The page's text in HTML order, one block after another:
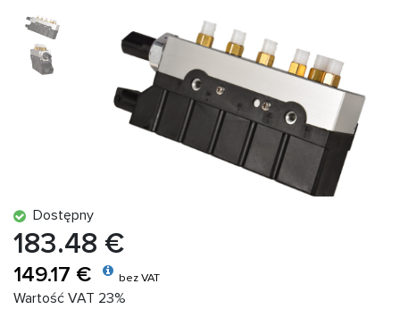
Dostępny
183.48 €
149.17 € bez VAT
Wartość VAT 23%